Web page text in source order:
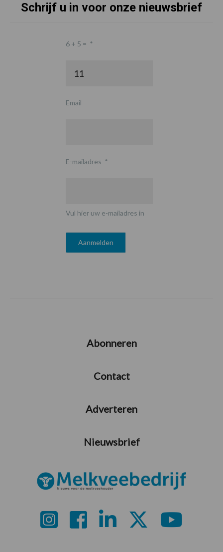
Schrijf u in voor onze nieuwsbrief
6 + 5 = *
Email
E-mailadres *
Vul hier uw e-mailadres in
Abonneren
Contact
Adverteren
Nieuwsbrief